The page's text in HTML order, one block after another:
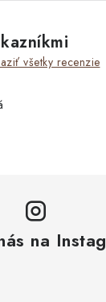
všetky recenzie
na